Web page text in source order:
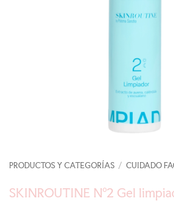
PRODUCTOS Y CATEGORÍAS / CUIDADO
SKINROUTINE Nº2 Gel